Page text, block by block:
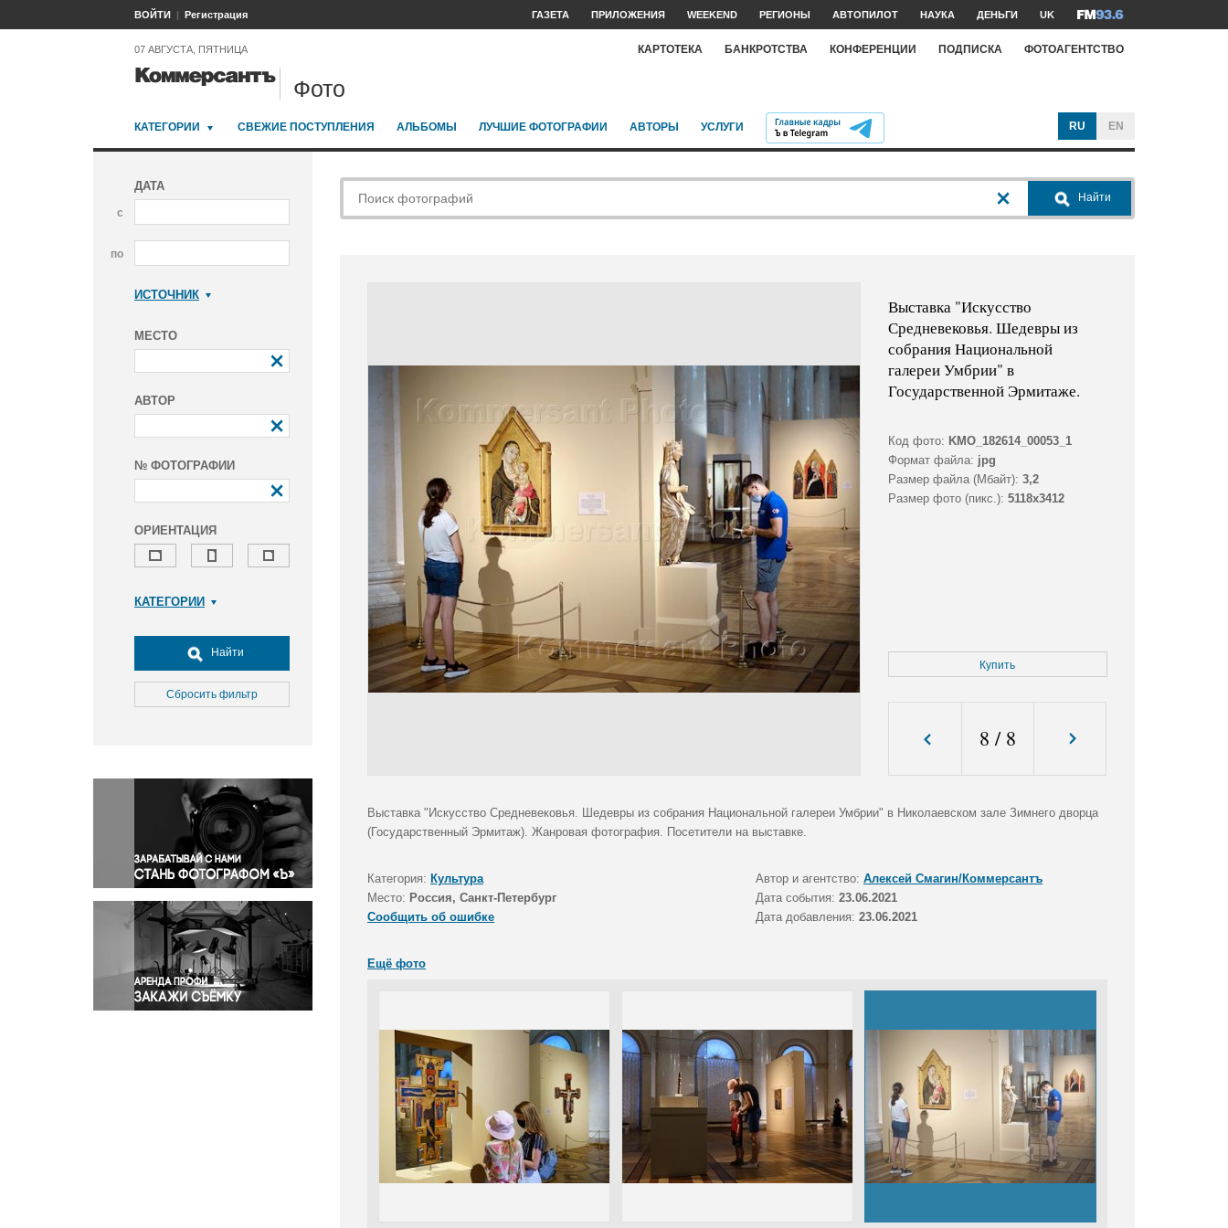
ВОЙТИ Регистрация ГАЗЕТА ПРИЛОЖЕНИЯ WEEKEND РЕГИОНЫ АВТОПИЛОТ НАУКА ДЕНЬГИ UK
07 АВГУСТА, ПЯТНИЦА КАРТОТЕКА БАНКРОТСТВА КОНФЕРЕНЦИИ ПОДПИСКА ФОТОАГЕНТСТВО
Фото
КАТЕГОРИИ СВЕЖИЕ ПОСТУПЛЕНИЯ АЛЬБОМЫ ЛУЧШИЕ ФОТОГРАФИИ АВТОРЫ УСЛУГИ RU EN
ДАТА
с
по
ИСТОЧНИК
МЕСТО
АВТОР
№ ФОТОГРАФИИ
ОРИЕНТАЦИЯ
КАТЕГОРИИ
Досуг, туризм и отдых
Культура
Медицина
Окружающая среда
Политика
Правосудие
Происшествия и конфликты
Религия
Светская жизнь
Спорт
Экология
Экономика и бизнес
Найти
Сбросить фильтр
Найти
Выставка "Искусство
Средневековья. Шедевры из
собрания Национальной
галереи Умбрии" в
Государственной Эрмитаже.
Код фото: KMO_182614_00053_1
Формат файла: jpg
Размер файла (Мбайт): 3,2
Размер фото (пикс.): 5118x3412
Купить
8 / 8
Выставка "Искусство Средневековья. Шедевры из собрания Национальной галереи Умбрии" в Николаевском зале Зимнего дворца
(Государственный Эрмитаж). Жанровая фотография. Посетители на выставке.
Категория: Культура Автор и агентство: Алексей Смагин/Коммерсантъ
Место: Россия, Санкт-Петербург Дата события: 23.06.2021
Сообщить об ошибке
Дата добавления: 23.06.2021
Ещё фото